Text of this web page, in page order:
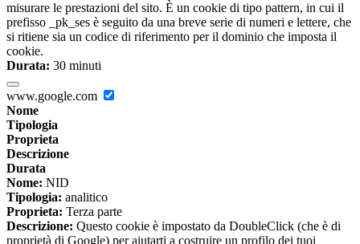
misurare le prestazioni del sito. È un cookie di tipo pattern, in cui il
prefisso _pk_ses è seguito da una breve serie di numeri e lettere, che
si ritiene sia un codice di riferimento per il dominio che imposta il
cookie.
Durata: 30 minuti
www.google.com
Nome
Tipologia
Proprieta
Descrizione
Durata
Nome: NID
Tipologia: analitico
Proprieta: Terza parte
Descrizione: Questo cookie è impostato da DoubleClick (che è di
proprietà di Google) per aiutarti a costruire un profilo dei tuoi